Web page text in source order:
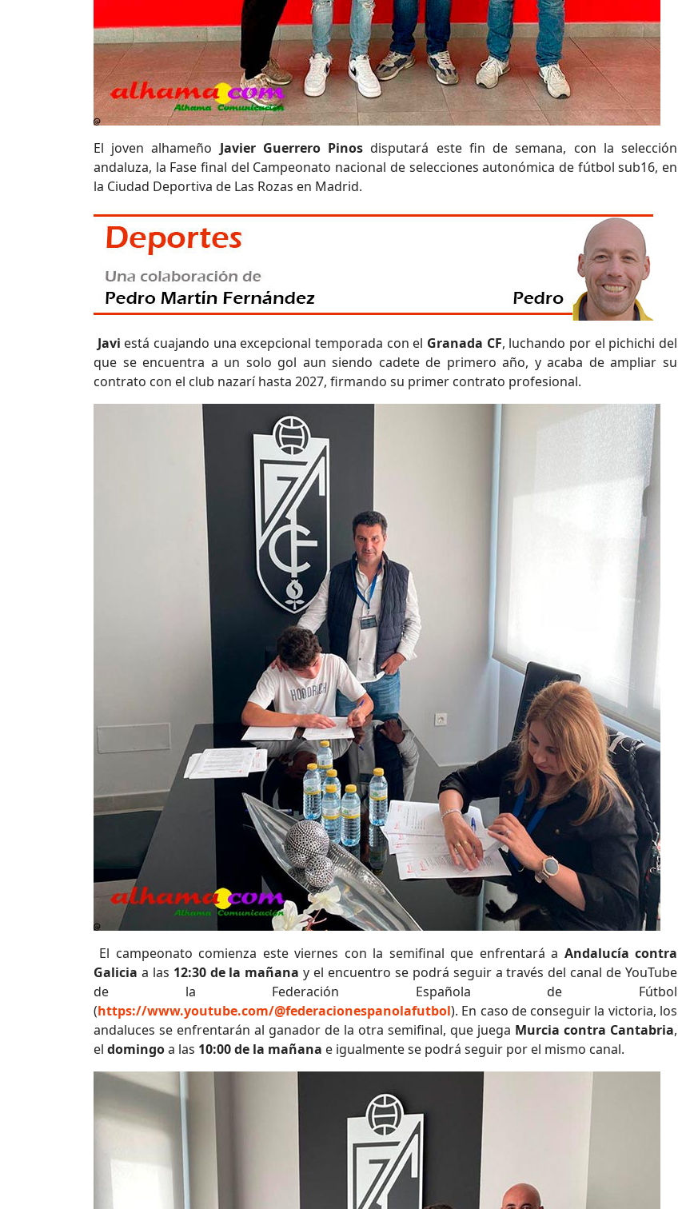
El joven alhameño Javier Guerrero Pinos disputará este fin de semana, con la selección
andaluza, la Fase final del Campeonato nacional de selecciones autonómica de fútbol sub16, en
la Ciudad Deportiva de Las Rozas en Madrid.
Javi está cuajando una excepcional temporada con el Granada CF, luchando por el pichichi del
que se encuentra a un solo gol aun siendo cadete de primero año, y acaba de ampliar su
contrato con el club nazarí hasta 2027, firmando su primer contrato profesional.
El campeonato comienza este viernes con la semifinal que enfrentará a Andalucía contra
Galicia a las 12:30 de la mañana y el encuentro se podrá seguir a través del canal de YouTube
de la Federación Española de Fútbol
(https://www.youtube.com/@federacionespanolafutbol). En caso de conseguir la victoria, los
andaluces se enfrentarán al ganador de la otra semifinal, que juega Murcia contra Cantabria,
el domingoa las 10:00 de la mañana e igualmente se podrá seguir por el mismo canal.